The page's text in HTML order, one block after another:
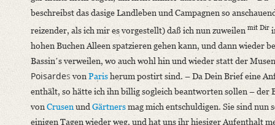
OAI Id: DE-1a-34097
Classification Number: Mscr.Dresd.e.90,XIX,Bd.23,Nr.60
Number of Pages: 6S. auf Doppelbl., hs. m. U.
Format: 19 x 11,7 cm
Incipit: „[1] Deinen Brief nr. V haben wir d. 1 Jul
Language
German
beschreibst das dasige Landleben und Campagnen so
reizender, als ich mir es vorgestellt) daß ich nun zuweilen mit Dir
hohen Buchen Alleen spatzieren gehen kann, und dann wieder
Bassinʼs verweilen, wo auch wohl hin und wieder statt der
Poisardesvon Parisherum postirt sind. – Da Dein Brief eine
enthält, so hätte ich ihn billig sogleich beantworten sollen – der
vonCrusenund Gärtnersmag mich entschuldigen. Sie sind nun
einigen Tagen wieder weg, und hat uns ihr hiesiger Aufenthalt